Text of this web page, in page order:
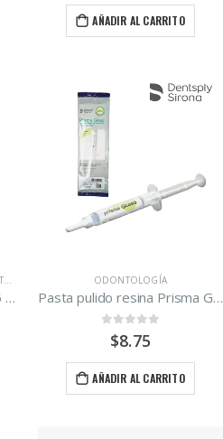
AÑADIR AL CARRITO
Caja de dique de goma 5×5 mediano Beesure 52 unidades.
ODONTOLOGÍA
Pasta pulido resina Prisma Gloss Densply Sirona
out of 5
$8.75
AÑADIR AL CARRITO